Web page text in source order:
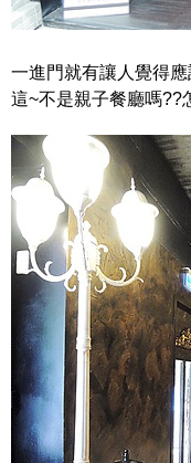
一進門就有讓人覺得
這~不是親子餐廳嗎??